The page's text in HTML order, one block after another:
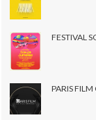
FESTIVAL
PARIS